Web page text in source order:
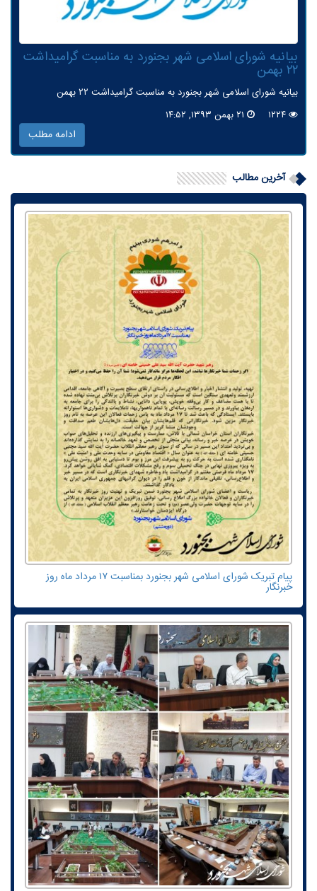
بیانیه شورای اسلامی شهر بجنورد به مناسبت گرامیداشت
۲۲ بهمن
بیانیه شورای اسلامی شهر بجنورد به مناسبت گرامیداشت ۲۲ بهمن
ادامه مطلب
آخرین مطالب
پیام تبریک شورای اسلامی شهر بجنورد بمناسبت ۱۷ مرداد ماه روز
خبرنگار